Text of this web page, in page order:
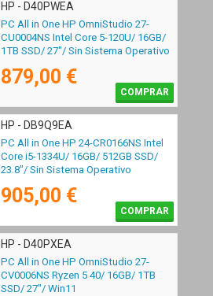
HP - D40PWEA
PC All in One HP OmniStudio 27-
CU0004NS Intel Core 5-120U/ 16GB/
1TB SSD/ 27"/ Sin Sistema Operativo
879,00 €
COMPRAR
HP - DB9Q9EA
PC All in One HP 24-CR0166NS Intel
Core i5-1334U/ 16GB/ 512GB SSD/
23.8"/ Sin Sistema Operativo
905,00 €
COMPRAR
HP - D40PXEA
PC All in One HP OmniStudio 27-
CV0006NS Ryzen 5 40/ 16GB/ 1TB
SSD/ 27"/ Win11